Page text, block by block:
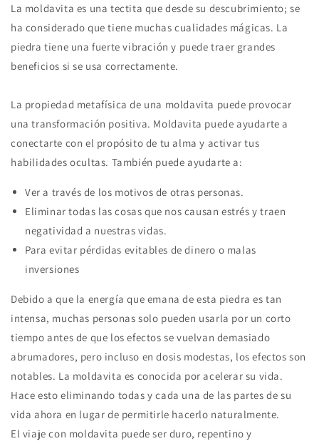
La moldavita es una tectita que desde su descubrimiento; se
ha considerado que tiene muchas cualidades mágicas. La
piedra tiene una fuerte vibración y puede traer grandes
beneficios si se usa correctamente.
La propiedad metafísica de una moldavita puede provocar
una transformación positiva. Moldavita puede ayudarte a
conectarte con el propósito de tu alma y activar tus
habilidades ocultas. También puede ayudarte a:
Ver a través de los motivos de otras personas.
Eliminar todas las cosas que nos causan estrés y traen
negatividad a nuestras vidas.
Para evitar pérdidas evitables de dinero o malas
inversiones
Debido a que la energía que emana de esta piedra es tan
intensa, muchas personas solo pueden usarla por un corto
tiempo antes de que los efectos se vuelvan demasiado
abrumadores, pero incluso en dosis modestas, los efectos son
notables. La moldavita es conocida por acelerar su vida.
Hace esto eliminando todas y cada una de las partes de su
vida ahora en lugar de permitirle hacerlo naturalmente.
El viaje con moldavita puede ser duro, repentino y